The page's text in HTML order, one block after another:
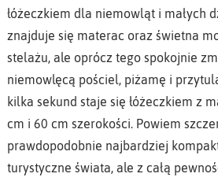
łóżeczkiem dla niemowląt i małych
znajduje się materac oraz świetna
stelażu, ale oprócz tego spokojnie
niemowlęcą pościel, piżamę i
kilka sekund staje się łóżeczkiem z
cm i 60 cm szerokości. Powiem
prawdopodobnie najbardziej
turystyczne świata, ale z całą